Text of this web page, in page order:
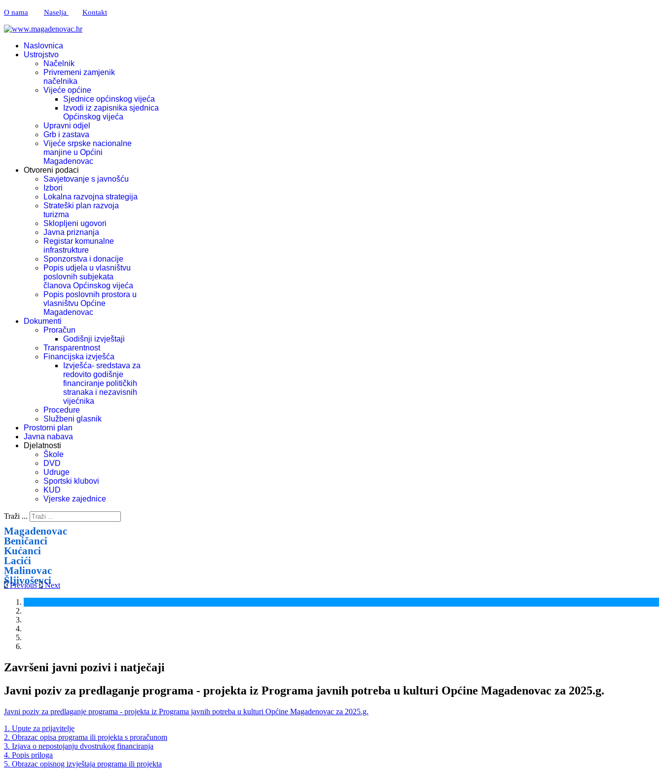
O nama Naselja Kontakt
Naslovnica
Ustrojstvo
Načelnik
Privremeni zamjenik
načelnika
Vijeće općine
Sjednice općinskog vijeća
Izvodi iz zapisnika sjednica
Općinskog vijeća
Upravni odjel
Grb i zastava
Vijeće srpske nacionalne
manjine u Općini
Magadenovac
Otvoreni podaci
Savjetovanje s javnošću
Izbori
Lokalna razvojna strategija
Strateški plan razvoja
turizma
Sklopljeni ugovori
Javna priznanja
Registar komunalne
infrastrukture
Sponzorstva i donacije
Popis udjela u vlasništvu
poslovnih subjekata
članova Općinskog vijeća
Popis poslovnih prostora u
vlasništvu Općine
Magadenovac
Dokumenti
Proračun
Godišnji izvještaji
Transparentnost
Financijska izvješća
Izvješća- sredstava za
redovito godišnje
financiranje političkih
stranaka i nezavisnih
vijećnika
Procedure
Službeni glasnik
Prostorni plan
Javna nabava
Djelatnosti
Škole
DVD
Udruge
Sportski klubovi
KUD
Vjerske zajednice
Traži ...
Magadenovac
Beničanci
Kućanci
Lacići
Malinovac
Šljivoševci
Previous Next
Završeni javni pozivi i natječaji
Javni poziv za predlaganje programa - projekta iz Programa javnih potreba u kulturi Općine Magadenovac za 2025.g.
Javni poziv za predlaganje programa - projekta iz Programa javnih potreba u kulturi Općine Magadenovac za 2025.g.
1. Upute za prijavitelje
2. Obrazac opisa programa ili projekta s proračunom
3. Izjava o nepostojanju dvostrukog financiranja
4. Popis priloga
5. Obrazac opisnog izvještaja programa ili projekta